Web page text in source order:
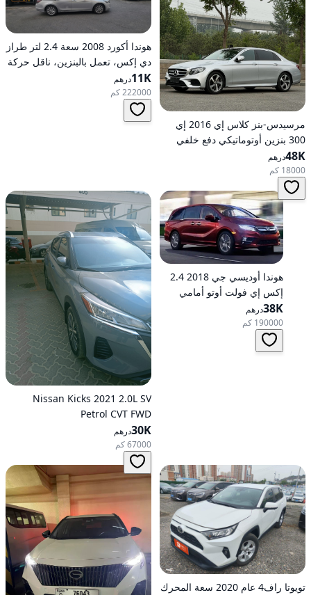
مرسيدس-بنز كلاس إي 2016 إي
300 بنزين أوتوماتيكي دفع خلفي
48Kدرهم
18000 كم
هوندا أكورد 2008 سعة 2.4 لتر طراز
دي إكس، تعمل بالبنزين، ناقل حركة
أوتوماتيكي، دفع أمامي
11Kدرهم
222000 كم
هوندا أوديسي جي 2018 2.4
إكس إي فولت أوتو أمامي
الدفع
38Kدرهم
190000 كم
Nissan Kicks 2021 2.0L SV
Petrol CVT FWD
30Kدرهم
67000 كم
تويوتا راف4 عام 2020 سعة المحرك